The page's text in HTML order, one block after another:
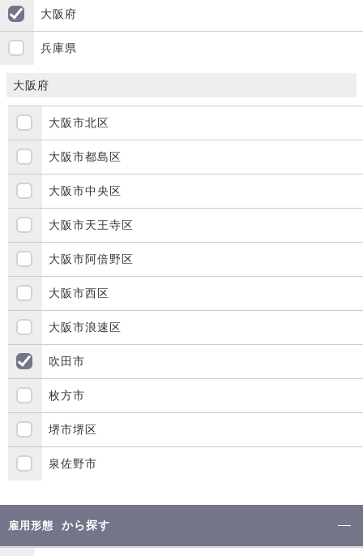
大阪府
兵庫県
大阪府
大阪市北区
大阪市都島区
大阪市中央区
大阪市天王寺区
大阪市阿倍野区
大阪市西区
大阪市浪速区
吹田市
枚方市
堺市堺区
泉佐野市
雇用形態 から探す